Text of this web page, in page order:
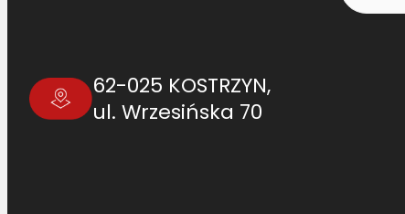
62-025 KOSTRZYN,
ul. Wrzesińska 70